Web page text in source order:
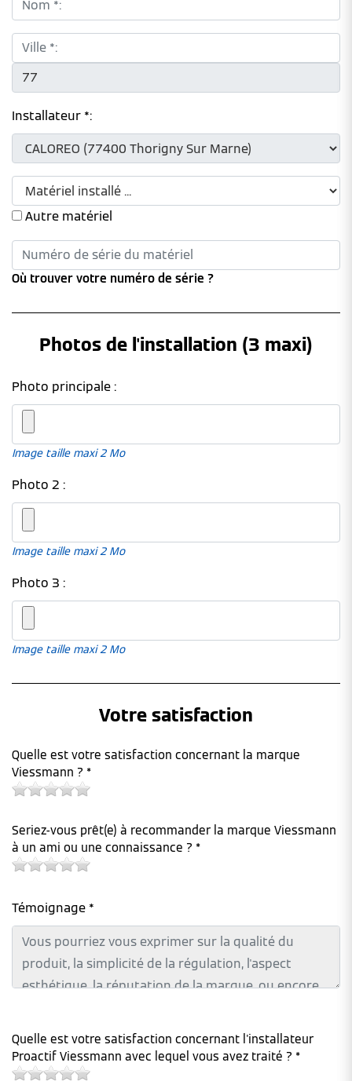
Ville *:
CP *:
Installateur *:
Autre matériel
Où trouver votre numéro de série ?
Photos de l'installation (3 maxi)
Photo principale :
Image taille maxi 2 Mo
Photo 2 :
Image taille maxi 2 Mo
Photo 3 :
Image taille maxi 2 Mo
Votre satisfaction
Quelle est votre satisfaction concernant la marque
Viessmann ? *
Seriez-vous prêt(e) à recommander la marque Viessmann
à un ami ou une connaissance ? *
Témoignage *
Quelle est votre satisfaction concernant l'installateur
Proactif Viessmann avec lequel vous avez traité ? *